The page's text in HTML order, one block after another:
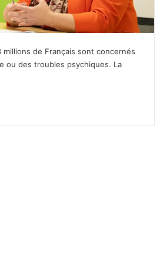
millions de Français sont concernés
ou des troubles psychiques. La